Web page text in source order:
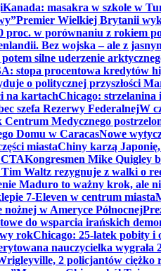
Kanada: masakra w szkole w
Premier Wielkiej Brytanii
proc. w porównaniu z rokiem
Bez wojska – ale z
silne uderzenie
stopa procentowa kredytów
o politycznej przyszłości
na kartachChicago: strzelanina
szefa Rezerwy FederalnejW
Medycznego
Domu w CaracasNowe
miastaChiny karzą
CTAKongresmen Mike Quigley
Waltz rezygnuje z walki o
Maduro to ważny krok, ale
7-Eleven w centrum miasta
w Ameryce Północnej
do wsparcia irańskich
rokChicago: 25-latek pobity
nauczycielka wygrała
2 policjantów ciężko